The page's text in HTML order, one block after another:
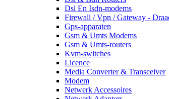
Dsl En Isdn-modems
Firewall / Vpn / Gateway -
Gps-apparaten
Gsm & Umts Modems
Gsm & Umts-routers
Kvm-switches
Licence
Media Converter & Transceiver
Modem
Netwerk Accessoires